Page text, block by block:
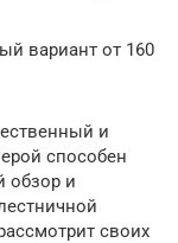
вариант от 160
и
способен
обзор и
своих